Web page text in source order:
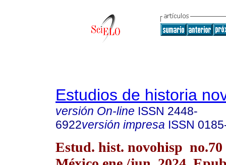
Estudios de historia
versión On-line ISSN 2448-
6922versión impresa ISSN
Estud. hist. novohisp